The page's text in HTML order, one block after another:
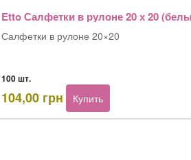
Etto Салфетки в рулоне 20 х 20
Салфетки в рулоне 20×20
100 шт.
104,00 грн
Количество
товара
Etto
Купить